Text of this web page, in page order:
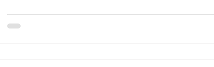
groupés et des tarifs dégressifs. En anticipant vos besoins